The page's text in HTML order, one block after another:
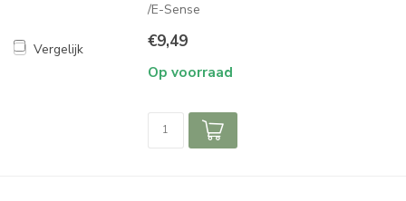
Vergelijk
/E-Sense
€9,49
Op voorraad